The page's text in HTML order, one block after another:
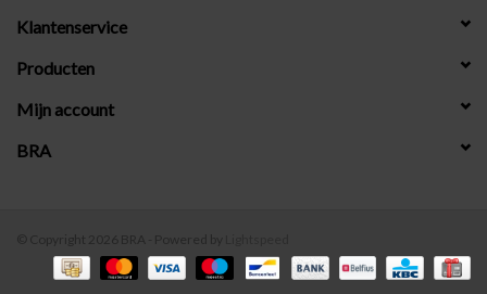
Klantenservice
Producten
Mijn account
BRA
© Copyright 2026 BRA - Powered by